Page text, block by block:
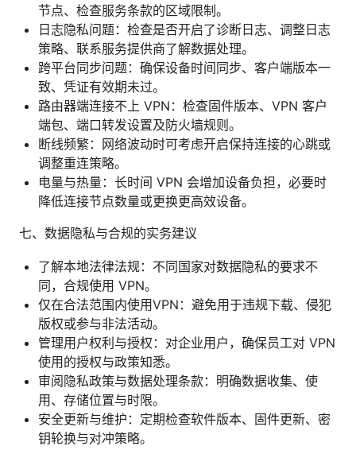
节点、检查服务条款的区域限制。
日志隐私问题：检查是否开启了诊断日志、调整日志
策略、联系服务提供商了解数据处理。
跨平台同步问题：确保设备时间同步、客户端版本一
致、凭证有效期未过。
路由器端连接不上 VPN：检查固件版本、VPN 客户
端包、端口转发设置及防火墙规则。
断线频繁：网络波动时可考虑开启保持连接的心跳或
调整重连策略。
电量与热量：长时间 VPN 会增加设备负担，必要时
降低连接节点数量或更换更高效设备。
七、数据隐私与合规的实务建议
了解本地法律法规：不同国家对数据隐私的要求不
同，合规使用 VPN。
仅在合法范围内使用VPN：避免用于违规下载、侵犯
版权或参与非法活动。
管理用户权利与授权：对企业用户，确保员工对 VPN
使用的授权与政策知悉。
审阅隐私政策与数据处理条款：明确数据收集、使
用、存储位置与时限。
安全更新与维护：定期检查软件版本、固件更新、密
钥轮换与对冲策略。